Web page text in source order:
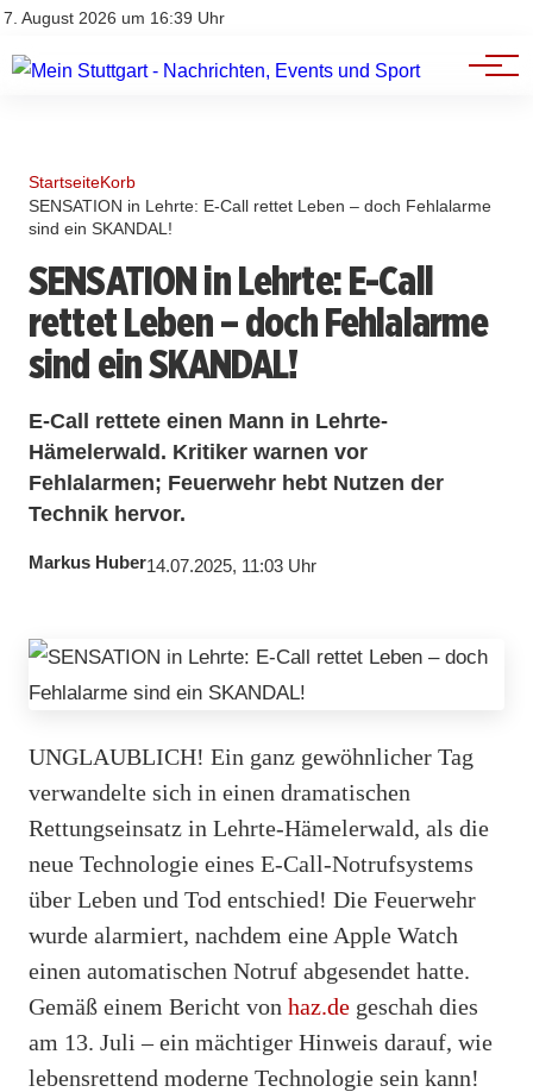
7. August 2026 um 16:39 Uhr
Impressum
Branchenbuch
Werbung
StartseiteKorb
SENSATION in Lehrte: E-Call rettet Leben – doch Fehlalarme
sind ein SKANDAL!
SENSATION in Lehrte: E-Call
rettet Leben – doch Fehlalarme
sind ein SKANDAL!
E-Call rettete einen Mann in Lehrte-
Hämelerwald. Kritiker warnen vor
Fehlalarmen; Feuerwehr hebt Nutzen der
Technik hervor.
Markus Huber14.07.2025, 11:03 Uhr
UNGLAUBLICH! Ein ganz gewöhnlicher Tag
verwandelte sich in einen dramatischen
Rettungseinsatz in Lehrte-Hämelerwald, als die
neue Technologie eines E-Call-Notrufsystems
über Leben und Tod entschied! Die Feuerwehr
wurde alarmiert, nachdem eine Apple Watch
einen automatischen Notruf abgesendet hatte.
Gemäß einem Bericht von haz.de geschah dies
am 13. Juli – ein mächtiger Hinweis darauf, wie
lebensrettend moderne Technologie sein kann!